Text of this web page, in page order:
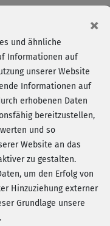
×
und ähnliche
Informationen auf
unserer Website
Informationen auf
erhobenen Daten
bereitzustellen,
und so
Website an das
zu gestalten.
um den Erfolg von
Hinzuziehung externer
Grundlage unsere